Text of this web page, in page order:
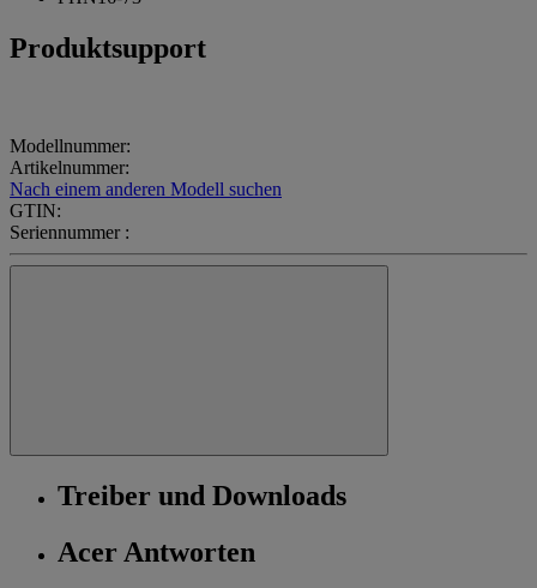
Produktsupport
Modellnummer:
Artikelnummer:
Nach einem anderen Modell suchen
GTIN:
Seriennummer :
Treiber und Downloads
Acer Antworten